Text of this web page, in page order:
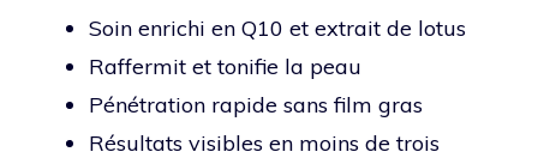
Soin enrichi en Q10 et extrait de lotus
Raffermit et tonifie la peau
Pénétration rapide sans film gras
Résultats visibles en moins de trois